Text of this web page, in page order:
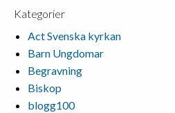
Kategorier
Act Svenska kyrkan
Barn Ungdomar
Begravning
Biskop
blogg100